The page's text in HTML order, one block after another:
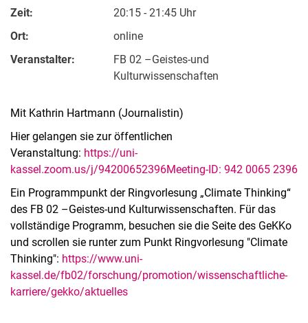
Zeit:
20:15 - 21:45 Uhr
Ort:
online
Veranstalter:
FB 02 –Geistes-und
Kulturwissenschaften
Mit Kathrin Hartmann (Journalistin)
Hier gelangen sie zur öffentlichen
Veranstaltung: https://uni-
kassel.zoom.us/j/94200652396Meeting-ID: 942 0065 2396
Ein Programmpunkt der Ringvorlesung „Climate Thinking“
des FB 02 –Geistes-und Kulturwissenschaften. Für das
vollständige Programm, besuchen sie die Seite des GeKKo
und scrollen sie runter zum Punkt Ring­vor­le­sung "Cli­ma­te
Thin­king": https://www.uni-
kassel.de/fb02/forschung/promotion/wissenschaftliche-
karriere/gekko/aktuelles